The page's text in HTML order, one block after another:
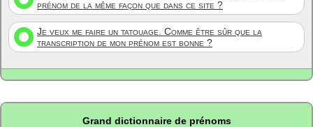
prénom de la même façon que dans ce site ?
Je veux me faire un tatouage. Comme être sûr que la
transcription de mon prénom est bonne ?
Grand dictionnaire de prénoms